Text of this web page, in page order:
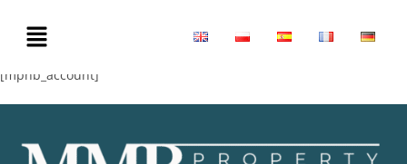
[mphb_account]